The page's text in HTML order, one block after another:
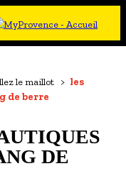
le maillot > les
de berre
DE